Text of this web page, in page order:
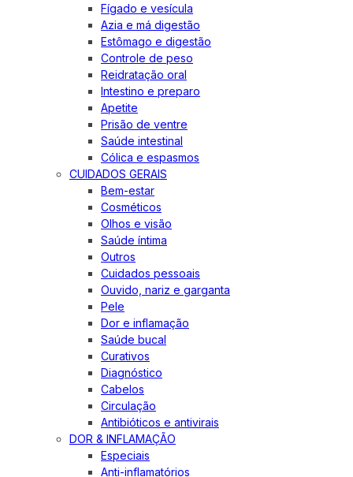
Fígado e vesícula
Azia e má digestão
Estômago e digestão
Controle de peso
Reidratação oral
Intestino e preparo
Apetite
Prisão de ventre
Saúde intestinal
Cólica e espasmos
CUIDADOS GERAIS
Bem-estar
Cosméticos
Olhos e visão
Saúde íntima
Outros
Cuidados pessoais
Ouvido, nariz e garganta
Pele
Dor e inflamação
Saúde bucal
Curativos
Diagnóstico
Cabelos
Circulação
Antibióticos e antivirais
DOR & INFLAMAÇÃO
Especiais
Anti-inflamatórios